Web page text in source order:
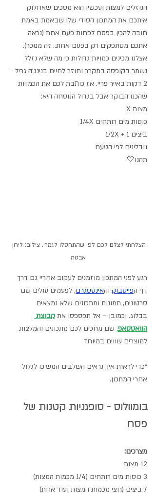
הנוזלים למצות ועכשיו הוא מסכים שאחלוק
איתכם את המתכון הסודי שלו שבאמת באמת
חובה להכין בפסח לפחות פעם אחת (נראה
אתכם מסתפקים רק בפעם אחת.. זה ממכר).
אצלנו מכינים כמויות גדולות כי מה שלא נזלל
נשמר בקופסה במקרר וחוזר לחיים בנינג'ה גריל -
2 דקות באייר פריי. אז כותבת לכם את הכמויות
שהכנו הבוקר אבל בגדול הנוסחה היא:
X מצות
1/4X כוסות מים רותחים
1/2X + 1 ביצים
תבלינים לפי הטעם
תהנו🤍
הצלחתי לצלם לכם לפי שהתחסלו לגמרי. צילום: לירון
אבטה
רגע לפני המתכון מוזמנים לעקוב אחריי גם דרך
דף הפייסבוק והאינסטגרם, לפעמים עולים שם
סרטונים, תמונות ומתכונים שלא נמצאים
בבלוג. וכמובן – אל תפספסו את קבוצת
הוואטסאפ, שם מחכים לכם מתכונים והמלצות
למוצרים שווים במיוחד
*כדי לראות איך נראים השלבים המשיכו לגלול
אחרי המתכון.
בומוולוס - סופגניות קטנות של
פסח
מצרכים:
12 מצות
3 כוסות מים רותחים (1/4 מכמות המצות)
7 ביצים (חצי מכמות המצות ועוד אחת)